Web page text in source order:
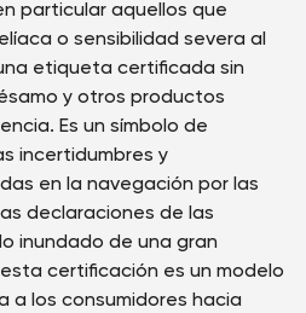
particular aquellos que
o sensibilidad severa al
etiqueta certificada sin
y otros productos
Es un símbolo de
incertidumbres y
en la navegación por las
declaraciones de las
inundado de una gran
certificación es un modelo
a los consumidores hacia